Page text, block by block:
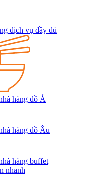
dịch vụ đầy đủ
hàng đồ Á
hàng đồ Âu
hàng buffet
nhanh